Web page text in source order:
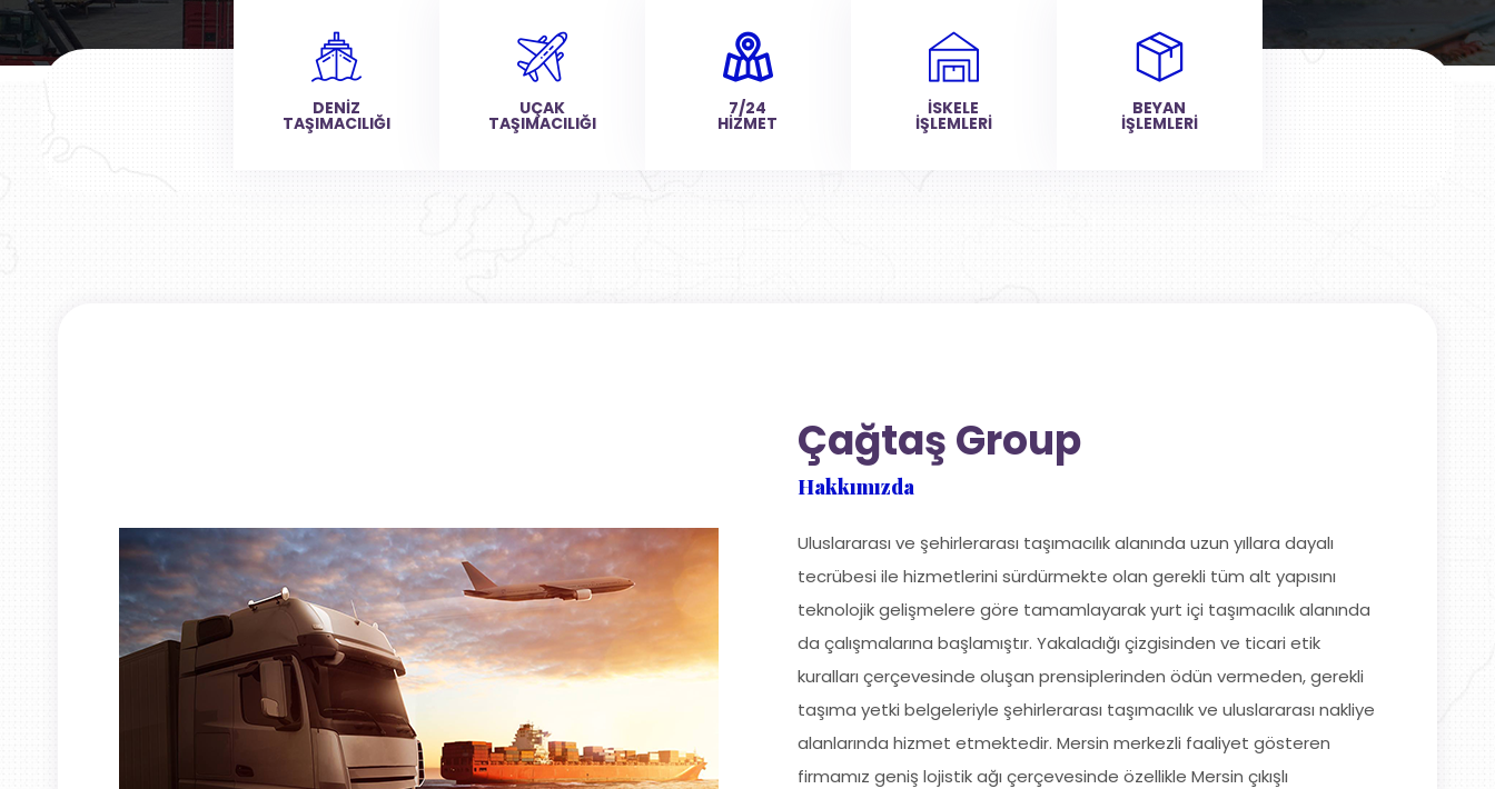
DENİZ
TAŞIMACILIĞI
UÇAK
TAŞIMACILIĞI
7/24
HİZMET
İSKELE
İŞLEMLERİ
BEYAN
İŞLEMLERİ
Çağtaş Group
Hakkımızda
Uluslararası ve şehirlerarası taşımacılık alanında uzun yıllara dayalı
tecrübesi ile hizmetlerini sürdürmekte olan gerekli tüm alt yapısını
teknolojik gelişmelere göre tamamlayarak yurt içi taşımacılık alanında
da çalışmalarına başlamıştır. Yakaladığı çizgisinden ve ticari etik
kuralları çerçevesinde oluşan prensiplerinden ödün vermeden, gerekli
taşıma yetki belgeleriyle şehirlerarası taşımacılık ve uluslararası nakliye
alanlarında hizmet etmektedir. Mersin merkezli faaliyet gösteren
firmamız geniş lojistik ağı çerçevesinde özellikle Mersin çıkışlı